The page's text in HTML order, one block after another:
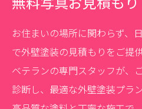
お住まいの場所に関わらず、
で外壁塗装の見積もりをご提供
ベテランの専門スタッフが、
診断し、最適な外壁塗装プラ